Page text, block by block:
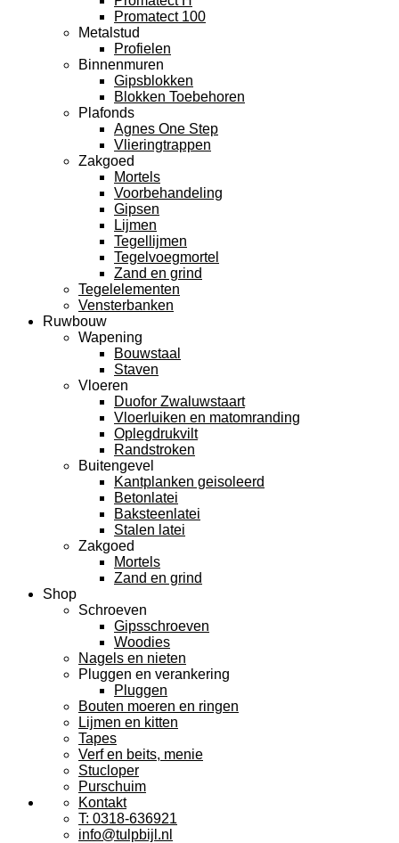
Promatect 100
Metalstud
Profielen
Binnenmuren
Gipsblokken
Blokken Toebehoren
Plafonds
Agnes One Step
Vlieringtrappen
Zakgoed
Mortels
Voorbehandeling
Gipsen
Lijmen
Tegellijmen
Tegelvoegmortel
Zand en grind
Tegelelementen
Vensterbanken
Ruwbouw
Wapening
Bouwstaal
Staven
Vloeren
Duofor Zwaluwstaart
Vloerluiken en matomranding
Oplegdrukvilt
Randstroken
Buitengevel
Kantplanken geisoleerd
Betonlatei
Baksteenlatei
Stalen latei
Zakgoed
Mortels
Zand en grind
Shop
Schroeven
Gipsschroeven
Woodies
Nagels en nieten
Pluggen en verankering
Pluggen
Bouten moeren en ringen
Lijmen en kitten
Tapes
Verf en beits, menie
Stucloper
Purschuim
Kontakt
T: 0318-636921
info@tulpbijl.nl